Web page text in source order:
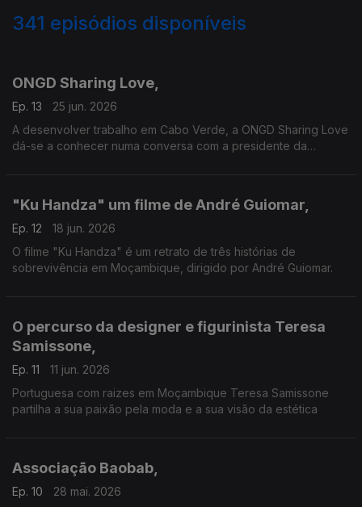
341 episódios disponíveis
ONGD Sharing Love,
Ep. 13
25 jun. 2026
A desenvolver trabalho em Cabo Verde, a ONGD Sharing Love
dá-se a conhecer numa conversa com a presidente da
"Ku Handza" um filme de André Guiomar,
Ep. 12
18 jun. 2026
O filme "Ku Handza" é um retrato de três histórias de
sobrevivência em Moçambique, dirigido por André Guiomar.
O percurso da designer e figurinista Teresa
Samissone,
Ep. 11
11 jun. 2026
Portuguesa com raizes em Moçambique Teresa Samissone
partilha a sua paixão pela moda e a sua visão da estética
Associação Baobab,
Ep. 10
28 mai. 2026